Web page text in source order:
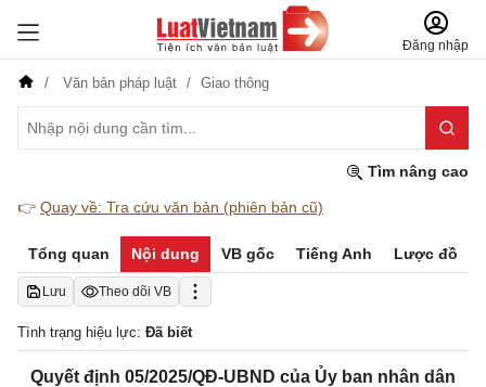
Đăng nhập
Văn bản pháp luật Giao thông
Tìm nâng cao
👉 Quay về: Tra cứu văn bản (phiên bản cũ)
Tổng quan Nội dung VB gốc Tiếng Anh Lược đồ
Lưu Theo dõi VB
Tình trạng hiệu lực: Đã biết
Quyết định 05/2025/QĐ-UBND của Ủy ban nhân dân